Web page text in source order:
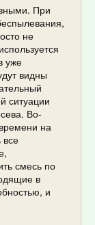
При
не
уже
видны
ситуации
Во-
на
все
смесь по
в
и